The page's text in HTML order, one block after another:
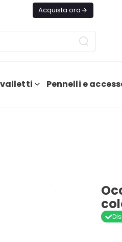
Acquista ora
Pennelli e